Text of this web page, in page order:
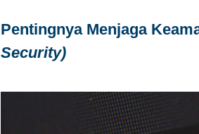
Pentingnya Menjaga
Security)